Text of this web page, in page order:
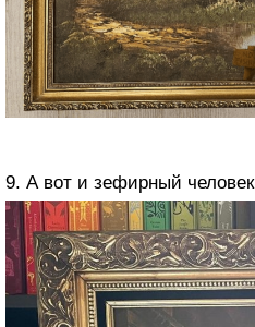
9. А вот и зефирный человек